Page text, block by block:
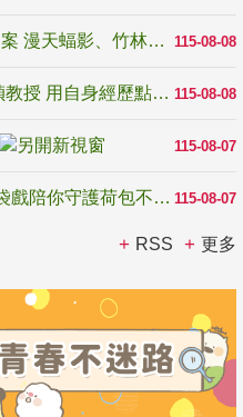
115-08-08
青年壯遊點精選夏夜限定避暑提案 漫天蝠影、竹林尋蛙、茶香夜觀 邀青年暮色出發
115-08-08
教育家人物典範 發明大王林永禎教授 用自身經歷點亮學生的路
115-08-07
115-08-07
反詐騙宣導_防詐有道，霹靂布袋戲陪你守護荷包不受騙
RSS 更多